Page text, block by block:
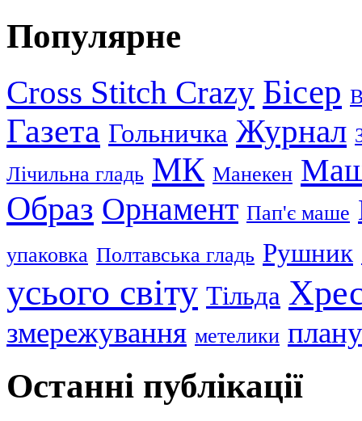
Популярне
Cross Stitch Crazy Бісер
Газета Гольничка Журнал
Лічильна гладь МК Манекен
Образ Орнамент Пап'є маше
упаковка Полтавська гладь Рушник
усього світу Тільда
змережування метелики
Останні публікації